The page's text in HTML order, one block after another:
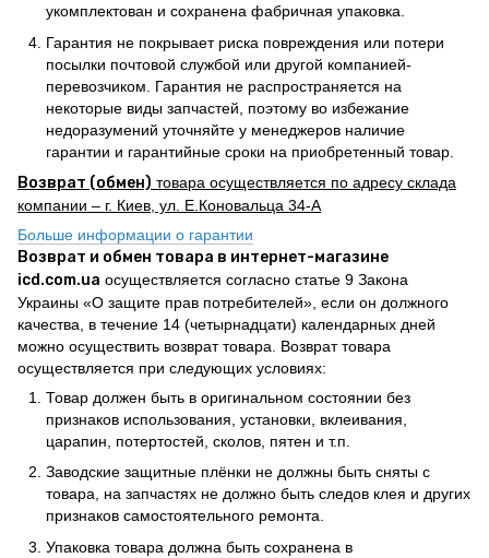
укомплектован и сохранена фабричная упаковка.
Гарантия не покрывает риска повреждения или потери
посылки почтовой службой или другой компанией-
перевозчиком. Гарантия не распространяется на
некоторые виды запчастей, поэтому во избежание
недоразумений уточняйте у менеджеров наличие
гарантии и гарантийные сроки на приобретенный товар.
Возврат (обмен) товара осуществляется по адресу склада
компании – г. Киев, ул. Е.Коновальца 34-А
Больше информации о гарантии
Возврат и обмен товара в интернет-магазине
icd.com.ua осуществляется согласно статье 9 Закона
Украины «О защите прав потребителей», если он должного
качества, в течение 14 (четырнадцати) календарных дней
можно осуществить возврат товара. Возврат товара
осуществляется при следующих условиях:
Товар должен быть в оригинальном состоянии без
признаков использования, установки, вклеивания,
царапин, потертостей, сколов, пятен и т.п.
Заводские защитные плёнки не должны быть сняты с
товара, на запчастях не должно быть следов клея и других
признаков самостоятельного ремонта.
Упаковка товара должна быть сохранена в